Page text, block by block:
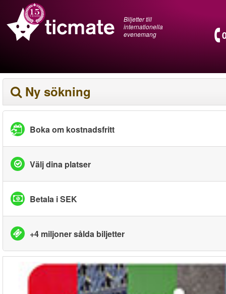
Biljetter till
internationella
evenemang
Ny sökning
Boka om kostnadsfritt
Välj dina platser
Betala i SEK
+4 miljoner sålda biljetter